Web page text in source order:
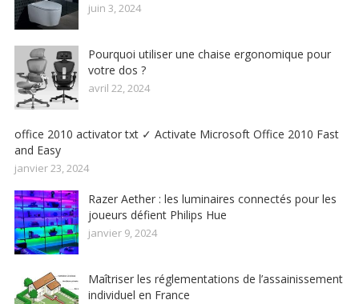
juin 3, 2024
Pourquoi utiliser une chaise ergonomique pour
votre dos ?
avril 22, 2024
office 2010 activator txt ✓ Activate Microsoft Office 2010 Fast
and Easy
janvier 23, 2024
Razer Aether : les luminaires connectés pour les
joueurs défient Philips Hue
janvier 9, 2024
Maîtriser les réglementations de l’assainissement
individuel en France